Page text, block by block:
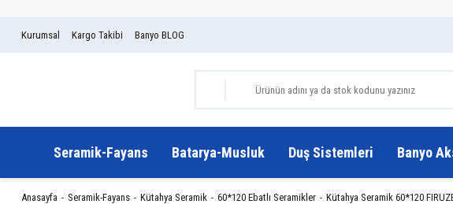
Kurumsal Kargo Takibi Banyo BLOG
Seramik-Fayans Batarya-Musluk Duş Sistemleri Banyo
Anasayfa Seramik-Fayans Kütahya Seramik 60*120 Ebatlı Seramikler Kütahya Seramik 60*120